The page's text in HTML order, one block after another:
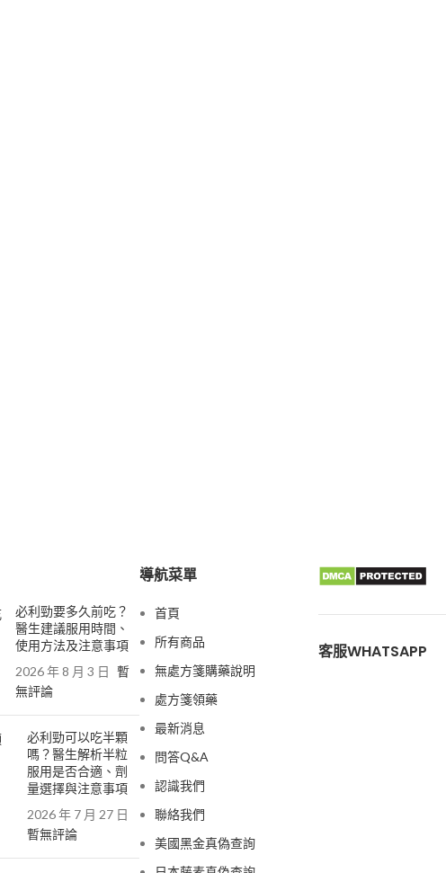
必利勁要多久前吃？
醫生建議服用時間、
使用方法及注意事項
2026 年 8 月 3 日 暫
無評論
必利勁可以吃半顆
嗎？醫生解析半粒
服用是否合適、劑
量選擇與注意事項
2026 年 7 月 27 日
暫無評論
導航菜單
首頁
所有商品
無處方箋購藥說明
處方箋領藥
最新消息
問答Q&A
認識我們
聯絡我們
美國黑金真偽查詢
客服WHATSAPP